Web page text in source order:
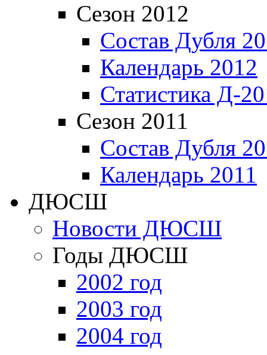
Сезон 2012
Состав Дубля
Календарь 2012
Статистика Д-
Сезон 2011
Состав Дубля
Календарь 2011
ДЮСШ
Новости ДЮСШ
Годы ДЮСШ
2002 год
2003 год
2004 год